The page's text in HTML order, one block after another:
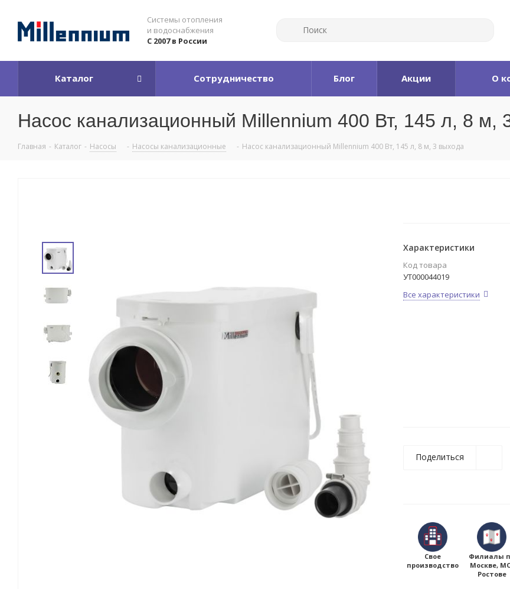
Системы отопления
и водоснабжения
С 2007 в России
Каталог Сотрудничество Блог Акции О
Насос канализационный Millennium 400 Вт, 145 л, 8 м,
Главная - Каталог - Насосы - Насосы канализационные - Насос канализационный Millennium 400 Вт, 145 л, 8 м, 3 выхода
Характеристики
Код товара
УТ000044019
Все характеристики
Поделиться
Свое
производство
Филиалы
Москве,
Ростове